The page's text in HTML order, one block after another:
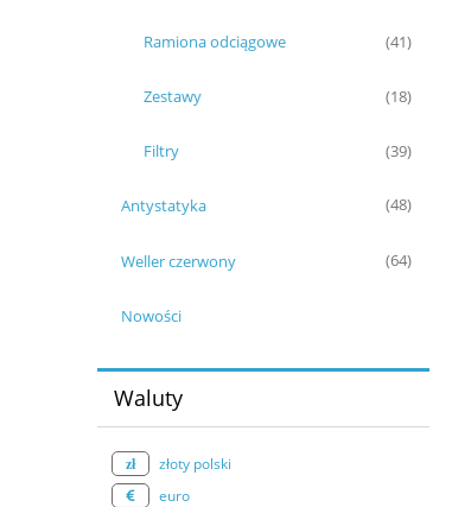
Ramiona odciągowe (41)
Zestawy (18)
Filtry (39)
Antystatyka (48)
Weller czerwony (64)
Nowości
Waluty
złoty polski
euro